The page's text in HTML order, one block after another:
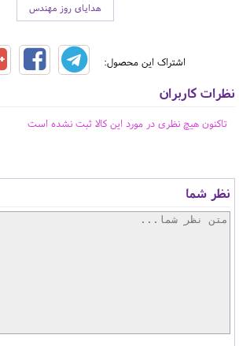
هدایای روز مهندس
اشتراک این محصول:
نظرات کاربران
تاکنون هیچ نظری در مورد این کالا ثبت نشده است
نظر شما